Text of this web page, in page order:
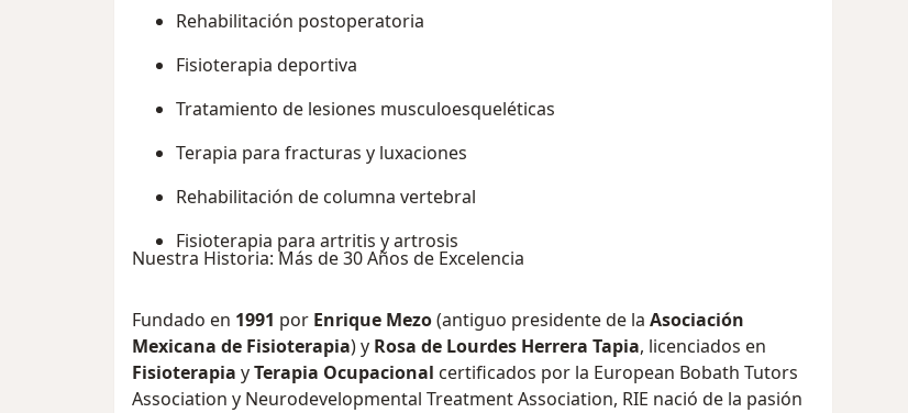
Rehabilitación postoperatoria
Fisioterapia deportiva
Tratamiento de lesiones musculoesqueléticas
Terapia para fracturas y luxaciones
Rehabilitación de columna vertebral
Fisioterapia para artritis y artrosis
Nuestra Historia: Más de 30 Años de Excelencia
Fundado en 1991 por Enrique Mezo(antiguo presidente de la Asociación
Mexicana de Fisioterapia) y Rosa de Lourdes Herrera Tapia, licenciados en
Fisioterapia yTerapia Ocupacional certificados por la European Bobath Tutors
Association y Neurodevelopmental Treatment Association, RIE nació de la pasión